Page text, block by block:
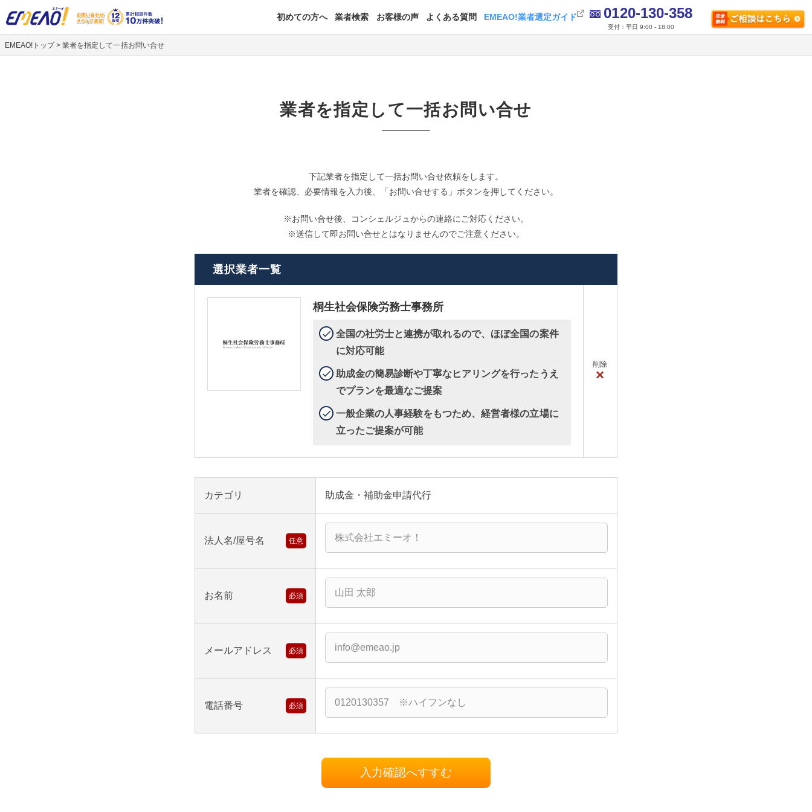
初めての方へ 業者検索 お客様の声 よくある質問 EMEAO!業者選定ガイド 0120-130-358
受付：平日 9:00 - 18:00
EMEAO!トップ>業者を指定して一括お問い合せ
業者を指定して一括お問い合せ
下記業者を指定して一括お問い合せ依頼をします。
業者を確認、必要情報を入力後、「お問い合せする」ボタンを押してください。
※お問い合せ後、コンシェルジュからの連絡にご対応ください。
※送信して即お問い合せとはなりませんのでご注意ください。
選択業者一覧
桐生社会保険労務士事務所
全国の社労士と連携が取れるので、ほぼ全国の案件
に対応可能
助成金の簡易診断や丁寧なヒアリングを行ったうえ
でプランを最適なご提案
一般企業の人事経験をもつため、経営者様の立場に
立ったご提案が可能
削除
×
カテゴリ 助成金・補助金申請代行
法人名/屋号名 任意
お名前 必須
メールアドレス 必須
電話番号 必須
入力確認へすすむ